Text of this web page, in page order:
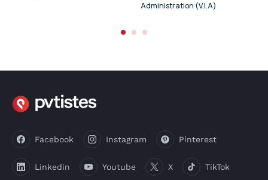
Administration (V.I.A)
Facebook Instagram Pinterest
Linkedin Youtube X TikTok